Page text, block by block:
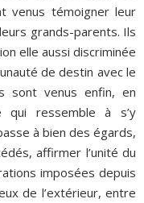
venus témoigner leur
grands-parents. Ils
elle aussi discriminée
de destin avec le
sont venus enfin, en
qui ressemble à s’y
à bien des égards,
affirmer l’unité du
imposées depuis
de l’extérieur, entre